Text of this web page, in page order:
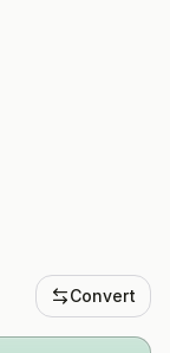
Convert